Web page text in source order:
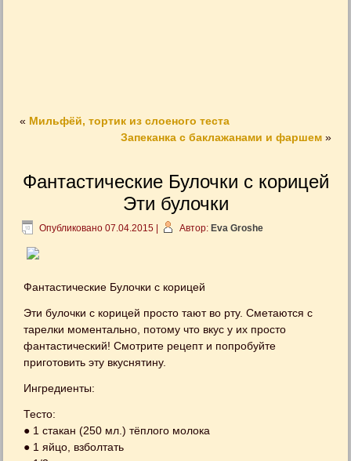
« Мильфёй, тортик из слоеного теста
Запеканка с баклажанами и фаршем»
Фантастические Булочки с корицей
Эти булочки
Опубликовано 07.04.2015 Автор: Eva Groshe
Фантастические Булочки с корицей
Эти булочки с корицей просто тают во рту. Сметаются с
тарелки моментально, потому что вкус у их просто
фантастический! Смотрите рецепт и попробуйте
приготовить эту вкуснятину.
Ингредиенты:
Тесто:
● 1 стакан (250 мл.) тёплого молока
● 1 яйцо, взболтать